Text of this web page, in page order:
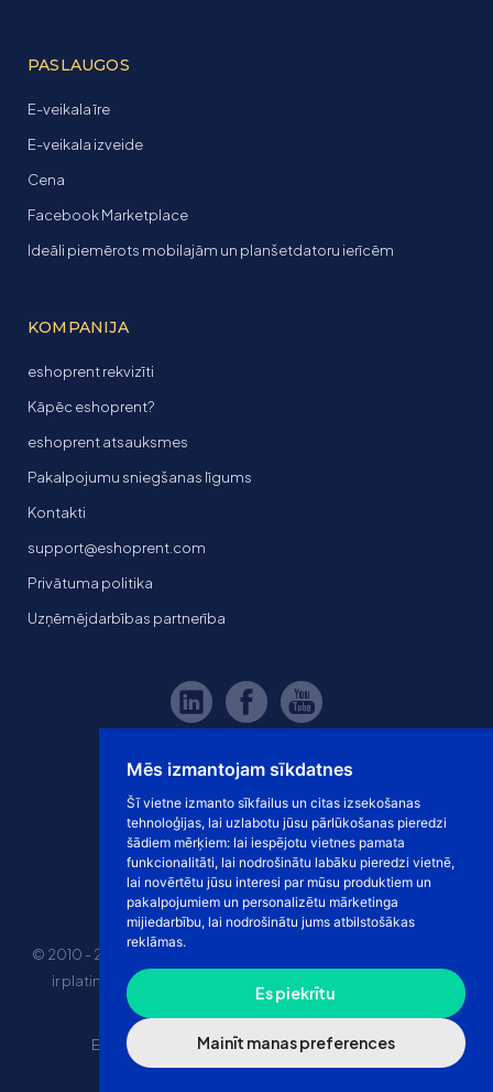
Mēs izmantojam sīkdatnes
Šī vietne izmanto sīkfailus un citas izsekošanas
tehnoloģijas, lai uzlabotu jūsu pārlūkošanas pieredzi
šādiem mērķiem: lai iespējotu vietnes pamata
funkcionalitāti, lai nodrošinātu labāku pieredzi vietnē,
lai novērtētu jūsu interesi par mūsu produktiem un
pakalpojumiem un personalizētu mārketinga
mijiedarbību, lai nodrošinātu jums atbilstošākas
reklāmas.
Es piekrītu
Mainīt manas preferences
PASLAUGOS
E-veikala īre
E-veikala izveide
Cena
Facebook Marketplace
Ideāli piemērots mobilajām un planšetdatoru ierīcēm
KOMPANIJA
eshoprent rekvizīti
Kāpēc eshoprent?
eshoprent atsauksmes
Pakalpojumu sniegšanas līgums
Kontakti
support@eshoprent.com
Privātuma politika
Uzņēmējdarbības partnerība
© 2010 - 2026 eshoprent prekinis ženklas saugomas. Kopijuoti
ir platinti svetainės turinį be sutikimo griežtai draudžiama.
Kainos nurodytos be PVM
E-veikala īres cena
“Dropshipping” e-veikals
Marketplace tirdzniecība